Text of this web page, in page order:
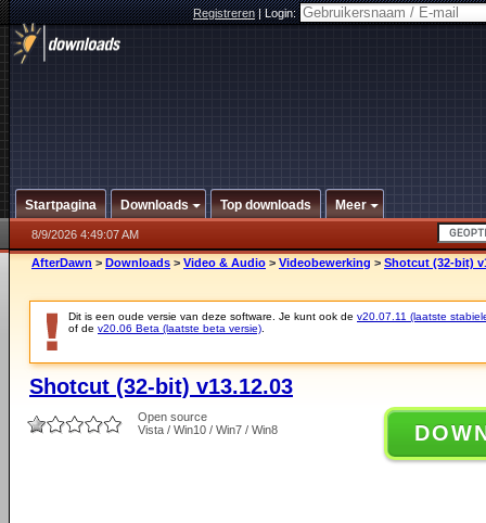
Registreren|Login:
Startpagina Downloads Top downloads Meer
8/9/2026 4:49:07 AM
AfterDawn > Downloads > Video & Audio > Videobewerking > Shotcut (32-bit)
Dit is een oude versie van deze software. Je kunt ook de v20.07.11 (laatste
of de v20.06 Beta (laatste beta versie)
Shotcut (32-bit) v13.12.03
Open source
Vista / Win10 / Win7 / Win8